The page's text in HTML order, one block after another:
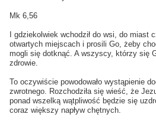
Mk 6,56
I gdziekolwiek wchodził do wsi, do miast
otwartych miejscach i prosili Go, żeby
mogli się dotknąć. A wszyscy, którzy się
zdrowie.
To oczywiście powodowało wystąpienie
zwrotnego. Rozchodziła się wieść, że
ponad wszelką wątpliwość będzie się
coraz większy napływ chętnych.